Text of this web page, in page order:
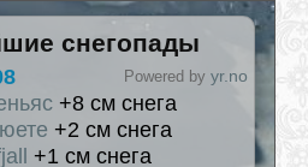
снегопады
Powered by yr.no
см снега
см снега
снега